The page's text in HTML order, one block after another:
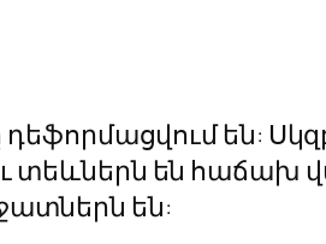
են:
են հաճախ
են: